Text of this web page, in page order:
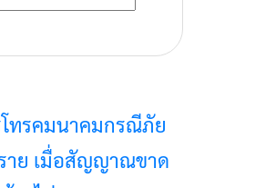
ทรคมนาคมกรณีภัย
าย เมื่อสัญญาณขาด